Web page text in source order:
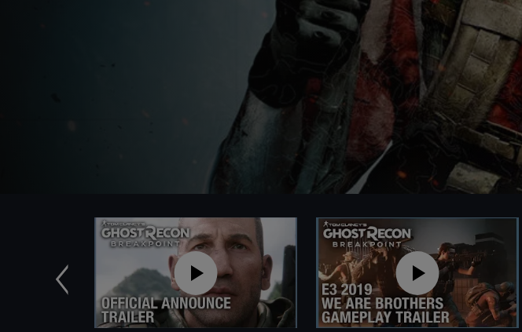
Précédent